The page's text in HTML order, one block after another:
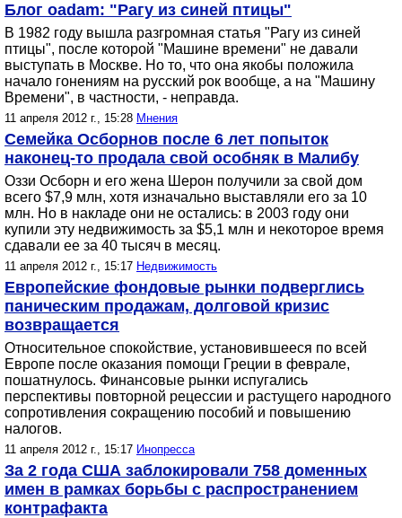
Блог oadam: "Рагу из синей птицы"
В 1982 году вышла разгромная статья "Рагу из синей
птицы", после которой "Машине времени" не давали
выступать в Москве. Но то, что она якобы положила
начало гонениям на русский рок вообще, а на "Машину
Времени", в частности, - неправда.
11 апреля 2012 г., 15:28 Мнения
Семейка Осборнов после 6 лет попыток
наконец-то продала свой особняк в Малибу
Оззи Осборн и его жена Шерон получили за свой дом
всего $7,9 млн, хотя изначально выставляли его за 10
млн. Но в накладе они не остались: в 2003 году они
купили эту недвижимость за $5,1 млн и некоторое время
сдавали ее за 40 тысяч в месяц.
11 апреля 2012 г., 15:17 Недвижимость
Европейские фондовые рынки подверглись
паническим продажам, долговой кризис
возвращается
Относительное спокойствие, установившееся по всей
Европе после оказания помощи Греции в феврале,
пошатнулось. Финансовые рынки испугались
перспективы повторной рецессии и растущего народного
сопротивления сокращению пособий и повышению
налогов.
11 апреля 2012 г., 15:17 Инопресса
За 2 года США заблокировали 758 доменных
имен в рамках борьбы с распространением
контрафакта